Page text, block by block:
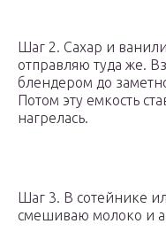
Шаг 2. Сахар и
отправляю туда же.
блендером до
Потом эту емкость
нагрелась.
Шаг 3. В сотейнике
смешиваю молоко и